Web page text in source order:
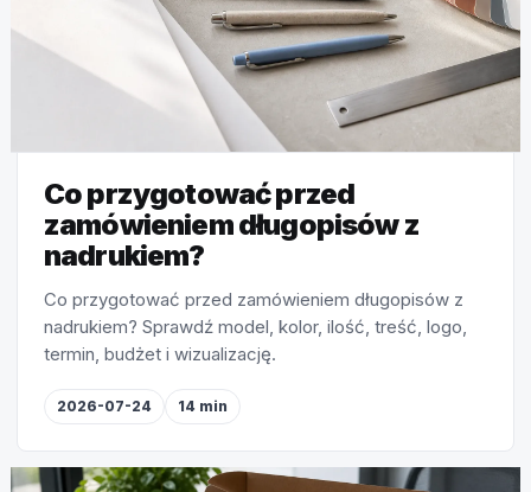
Co przygotować przed
zamówieniem długopisów z
nadrukiem?
Co przygotować przed zamówieniem długopisów z
nadrukiem? Sprawdź model, kolor, ilość, treść, logo,
termin, budżet i wizualizację.
2026-07-24 14 min